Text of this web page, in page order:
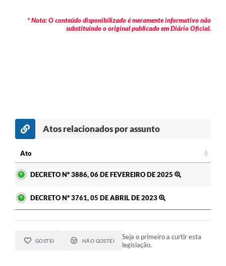
* Nota: O conteúdo disponibilizado é meramente informativo não
substituindo o original publicado em Diário Oficial.
Atos relacionados por assunto
Ato
DECRETO Nº 3886, 06 DE FEVEREIRO DE 2025
DECRETO Nº 3761, 05 DE ABRIL DE 2023
GOSTEI NÃO GOSTEI
Seja o primeiro a curtir esta
legislação.